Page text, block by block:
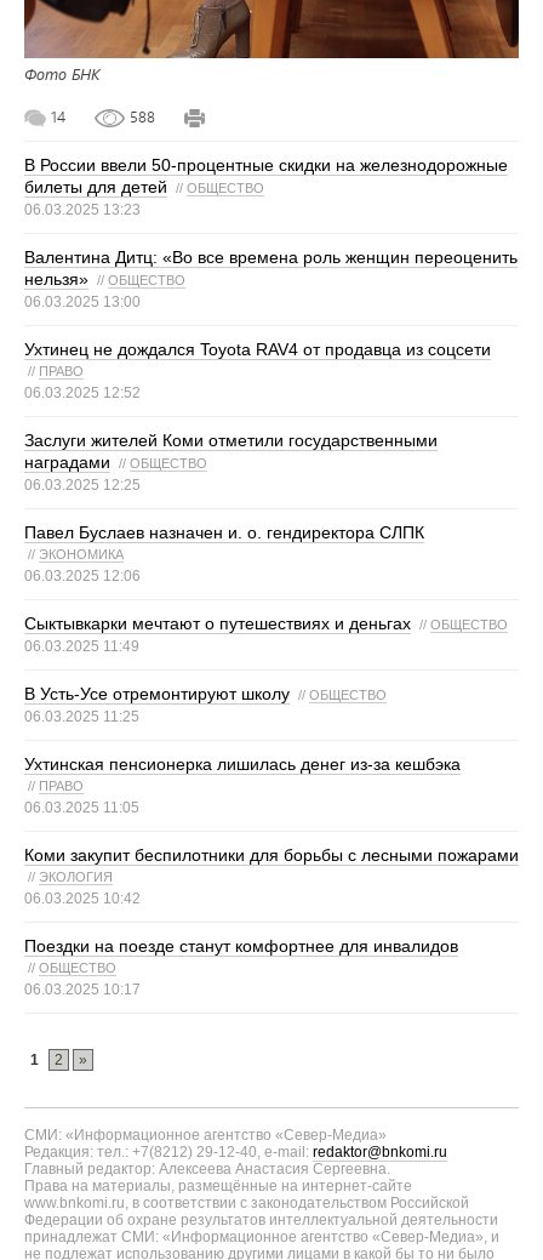
Фото БНК
14 588
В России ввели 50-процентные скидки на железнодорожные
билеты для детей
// ОБЩЕСТВО
06.03.2025 13:23
Валентина Дитц: «Во все времена роль женщин переоценить
нельзя» // ОБЩЕСТВО
06.03.2025 13:00
Ухтинец не дождался Toyota RAV4 от продавца из соцсети
// ПРАВО
06.03.2025 12:52
Заслуги жителей Коми отметили государственными
наградами
// ОБЩЕСТВО
06.03.2025 12:25
Павел Буслаев назначен и. о. гендиректора СЛПК
// ЭКОНОМИКА
06.03.2025 12:06
Сыктывкарки мечтают о путешествиях и деньгах // ОБЩЕСТВО
06.03.2025 11:49
В Усть-Усе отремонтируют школу // ОБЩЕСТВО
06.03.2025 11:25
Ухтинская пенсионерка лишилась денег из-за кешбэка
// ПРАВО
06.03.2025 11:05
Коми закупит беспилотники для борьбы с лесными пожарами
// ЭКОЛОГИЯ
06.03.2025 10:42
Поездки на поезде станут комфортнее для инвалидов
// ОБЩЕСТВО
06.03.2025 10:17
1 2 »
СМИ: «Информационное агентство «Север-Медиа»
Редакция: тел.: +7(8212) 29-12-40, e-mail: redaktor@bnkomi.ru
Главный редактор: Алексеева Анастасия Сергеевна.
Права на материалы, размещённые на интернет-сайте
www.bnkomi.ru, в соответствии с законодательством Российской
Федерации об охране результатов интеллектуальной деятельности
принадлежат СМИ: «Информационное агентство «Север-Медиа», и
не подлежат использованию другими лицами в какой бы то ни было